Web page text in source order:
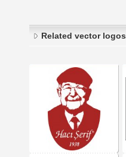
Related vector logos